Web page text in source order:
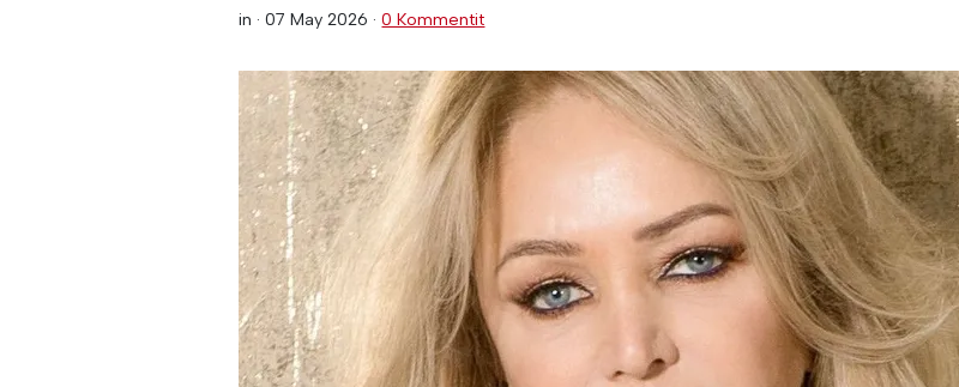
in ·07 May 2026 ·0 Kommentit